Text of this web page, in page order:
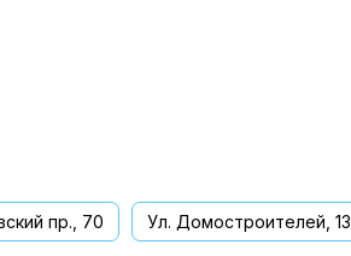
пр., 70 Ул. Домостроителей, 13